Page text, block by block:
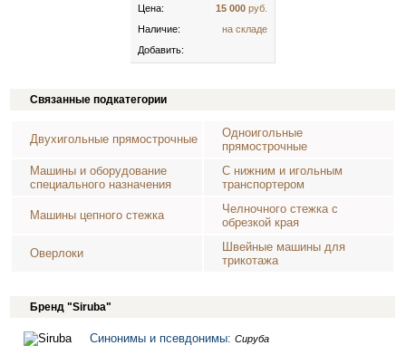
Цена: 15 000руб.
Наличие:
на складе
Добавить:
Связанные подкатегории
Двухигольные прямострочные
Одноигольные
прямострочные
Машины и оборудование
специального назначения
С нижним и игольным
транспортером
Машины цепного стежка
Челночного стежка с
обрезкой края
Оверлоки
Швейные машины для
трикотажа
Бренд "Siruba"
Синонимы и псевдонимы: Сируба